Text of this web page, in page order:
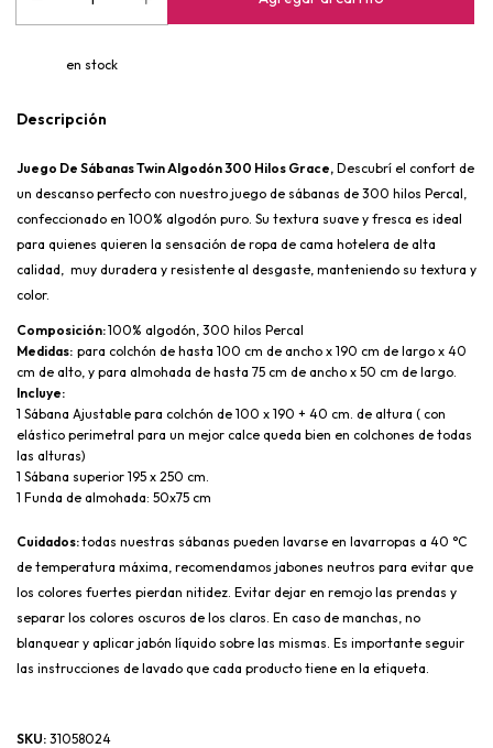
en stock
Descripción
Juego De Sábanas Twin Algodón 300 Hilos Grace, Descubrí el confort de
un descanso perfecto con nuestro juego de sábanas de 300 hilos Percal,
confeccionado en 100% algodón puro. Su textura suave y fresca es ideal
para quienes quieren la sensación de ropa de cama hotelera de alta
calidad,  muy duradera y resistente al desgaste, manteniendo su textura y
color.
Composición: 100% algodón, 300 hilos Percal
Medidas: para colchón de hasta 100 cm de ancho x 190 cm de largo x 40
cm de alto, y para almohada de hasta 75 cm de ancho x 50 cm de largo.
Incluye:
1 Sábana Ajustable para colchón de 100 x 190 + 40 cm. de altura ( con
elástico perimetral para un mejor calce queda bien en colchones de todas
las alturas)
1 Sábana superior 195 x 250 cm.
1 Funda de almohada: 50x75 cm
Cuidados: todas nuestras sábanas pueden lavarse en lavarropas a 40 °C
de temperatura máxima, recomendamos jabones neutros para evitar que
los colores fuertes pierdan nitidez. Evitar dejar en remojo las prendas y
separar los colores oscuros de los claros. En caso de manchas, no
blanquear y aplicar jabón líquido sobre las mismas. Es importante seguir
las instrucciones de lavado que cada producto tiene en la etiqueta.
SKU: 31058024